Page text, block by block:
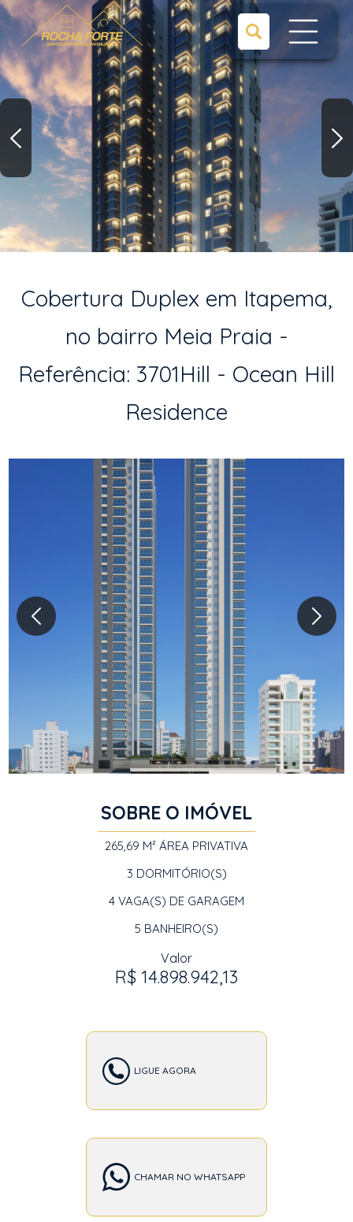
Cobertura Duplex em Itapema,
no bairro Meia Praia -
Referência: 3701Hill - Ocean Hill
Residence
SOBRE O IMÓVEL
265,69 M² ÁREA PRIVATIVA
3 DORMITÓRIO(S)
4 VAGA(S) DE GARAGEM
5 BANHEIRO(S)
Valor
R$ 14.898.942,13
LIGUE AGORA
CHAMAR NO WHATSAPP